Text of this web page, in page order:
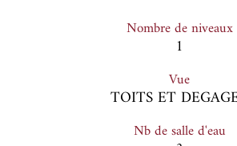
Nombre de niveaux
1
Vue
TOITS ET
Nb de salle d'eau